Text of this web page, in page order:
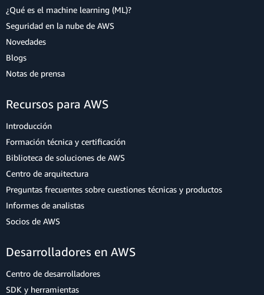
¿Qué es el machine learning (ML)?
Seguridad en la nube de AWS
Novedades
Blogs
Notas de prensa
Recursos para AWS
Introducción
Formación técnica y certificación
Biblioteca de soluciones de AWS
Centro de arquitectura
Preguntas frecuentes sobre cuestiones técnicas y productos
Informes de analistas
Socios de AWS
Desarrolladores en AWS
Centro de desarrolladores
SDK y herramientas